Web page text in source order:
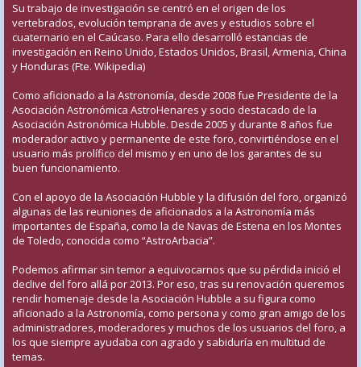
Su trabajo de investigación se centró en el origen de los
vertebrados, evolución temprana de aves y estudios sobre el
cuaternario en el Caúcaso. Para ello desarrolló estancias de
investigación en Reino Unido, Estados Unidos, Brasil, Armenia, China
y Honduras (Fte. Wikipedia)
Como aficionado a la Astronomía, desde 2008 fue Presidente de la
Asociación Astronómica AstroHenares y socio destacado de la
Asociación Astronómica Hubble. Desde 2005 y durante 8 años fue
moderador activo y permanente de este foro, convirtiéndose en el
usuario más prolífico del mismo y en uno de los garantes de su
buen funcionamiento.
Con el apoyo de la Asociación Hubble y la difusión del foro, organizó
algunas de las reuniones de aficionados a la Astronomía más
importantes de España, como la de Navas de Estena en los Montes
de Toledo, conocida como “AstroArbacia”.
Podemos afirmar sin temor a equivocarnos que su pérdida inició el
declive del foro allá por 2013. Por eso, tras su renovación queremos
rendir homenaje desde la Asociación Hubble a su figura como
aficionado a la Astronomía, como persona y como gran amigo de los
administradores, moderadores y muchos de los usuarios del foro, a
los que siempre ayudaba con agrado y sabiduría en multitud de
temas.